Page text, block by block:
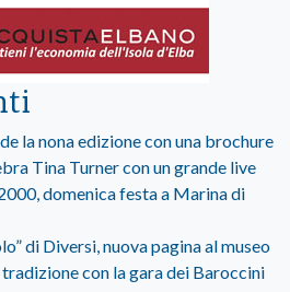
la nona edizione con una brochure
Tina Turner con un grande live
domenica festa a Marina di
di Diversi, nuova pagina al museo
con la gara dei Baroccini